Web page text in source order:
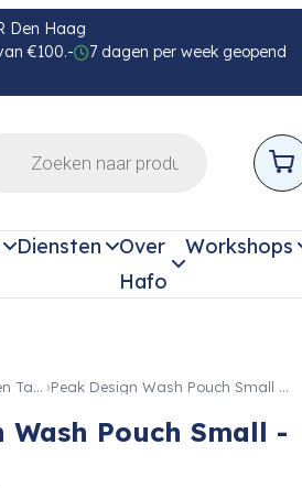
Den Haag
€100.-
7 dagen per week geopend
Diensten
Over
Hafo
Workshops
Diversen Tassen Peak Design Wash Pouch Small – Coyote
Wash Pouch Small -